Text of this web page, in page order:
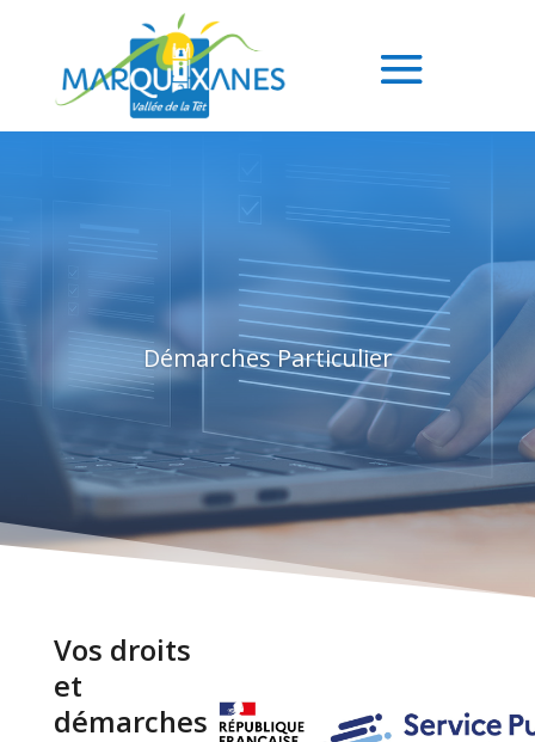
Démarches Particulier
Vos droits
et
démarches